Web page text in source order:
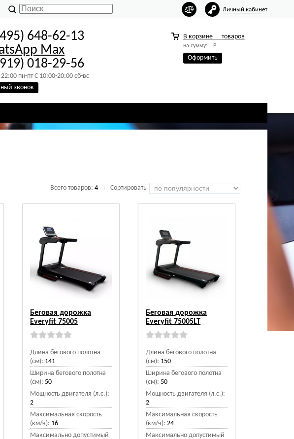
Личный кабинет
648-62-13
Max
018-29-56
22:00 пн-пт C 10:00-20:00 сб-вс
звонок
В корзине товаров
на сумму: Р
Оформить
Всего товаров: 4 Сортировать
Беговая дорожка
Everyfit 75005
Длина бегового полотна
(см): 141
Ширина бегового полотна
(см): 50
Мощность двигателя (л.с.):
2
Максимальная скорость
(км/ч): 16
Максимально допустимый
Беговая дорожка
Everyfit 75005LT
Длина бегового полотна
(см): 150
Ширина бегового полотна
(см): 50
Мощность двигателя (л.с.):
2
Максимальная скорость
(км/ч): 24
Максимально допустимый